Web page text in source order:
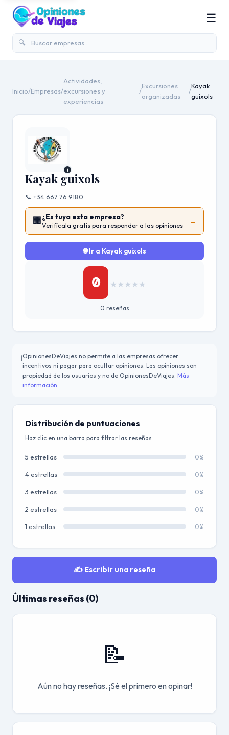
🔍
☰
Inicio/Empresas/
Actividades,
excursiones y
experiencias
/
Excursiones
organizadas
/
Kayak
guixols
i
Kayak guixols
📞 +34 667 76 9180
🏢¿Es tuya esta empresa?
Verifícala gratis para responder a las opiniones
→
🌐 Ir a Kayak guixols
0 ★ ★ ★ ★ ★
0 reseñas
ℹ️OpinionesDeViajes no permite a las empresas ofrecer
incentivos ni pagar para ocultar opiniones. Las opiniones son
propiedad de los usuarios y no de OpinionesDeViajes. Más
información
Distribución de puntuaciones
Haz clic en una barra para filtrar las reseñas
5 estrellas 0%
4 estrellas 0%
3 estrellas 0%
2 estrellas 0%
1 estrellas 0%
✍️ Escribir una reseña
Últimas reseñas (0)
📝
Aún no hay reseñas. ¡Sé el primero en opinar!